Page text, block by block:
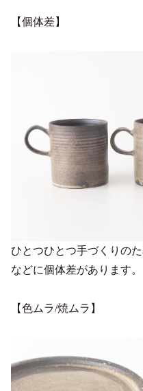
【個体差】
ひとつひとつ手づくりの
などに個体差があります。
【色ムラ/焼ムラ】